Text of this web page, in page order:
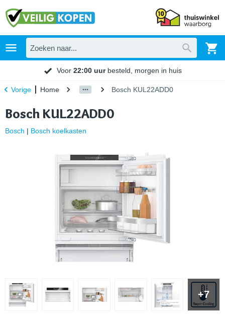
Voor 22:00 uurbesteld, morgen in huis
Vorige Home Bosch KUL22ADD0
Bosch KUL22ADD0
Bosch | Bosch koelkasten
+7